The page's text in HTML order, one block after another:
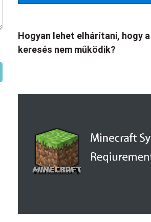
Hogyan lehet elhárítani, hogy a
keresés nem működik?